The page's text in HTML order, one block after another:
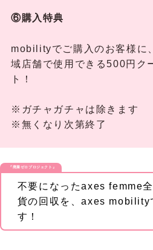
⑥購入特典
mobilityでご購入のお客様に
域店舗で使用できる500円ク
ト！
※ガチャガチャは除きます
※無くなり次第終了
『廃棄ゼロプロジェクト』
不要になったaxes femme
貨の回収を、axes mobility
す！